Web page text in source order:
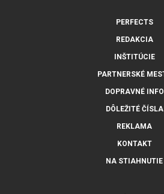
PERFECTS
REDAKCIA
INŠTITÚCIE
PARTNERSKÉ
DOPRAVNÉ INFO
DÔLEŽITÉ ČÍSLA
REKLAMA
KONTAKT
NA STIAHNUTIE